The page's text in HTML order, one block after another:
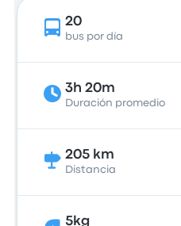
20
bus por día
3h 20m
Duración promedio
205 km
Distancia
5kg